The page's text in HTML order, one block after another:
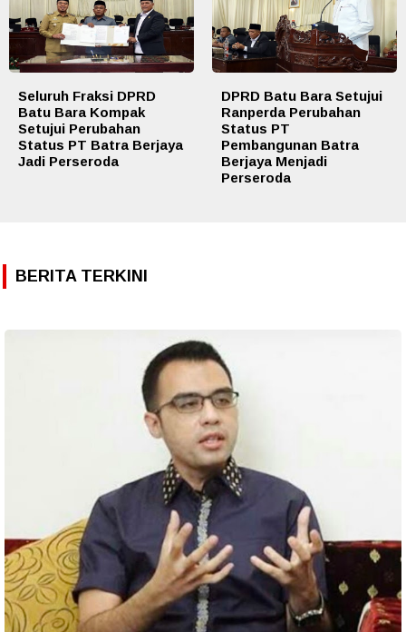
Seluruh Fraksi DPRD
Batu Bara Kompak
Setujui Perubahan
Status PT Batra Berjaya
Jadi Perseroda
DPRD Batu Bara Setujui
Ranperda Perubahan
Status PT
Pembangunan Batra
Berjaya Menjadi
Perseroda
BERITA TERKINI